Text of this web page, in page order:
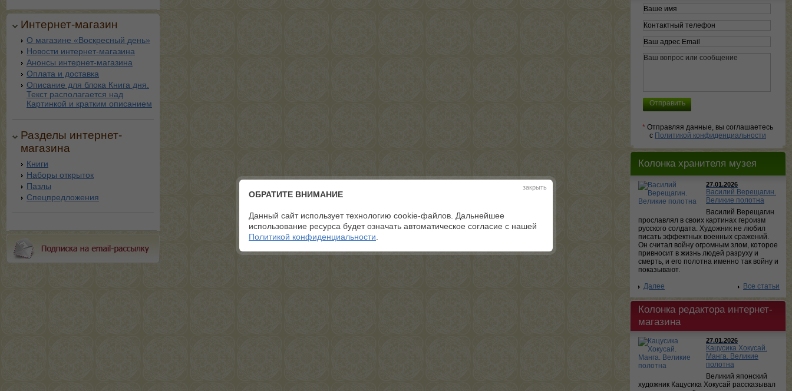
Интернет-магазин
О магазине «Воскресный день»
Новости интернет-магазина
Анонсы интернет-магазина
Оплата и доставка
Описание для блока Книга дня.
Текст располагается над
Картинкой и кратким описанием
Разделы интернет-
магазина
Книги
Наборы открыток
Пазлы
Спецпредложения
* Отправляя данные, вы соглашаетесь
с Политикой конфиденциальности
Колонка хранителя музея
27.01.2026
Василий Верещагин.
Великие полотна
Василий Верещагин
прославлял в своих картинах героизм
русского солдата. Художник не любил
писать эффектных военных сражений.
Он считал войну огромным злом, которое
привносит в жизнь людей разруху и
смерть, и его полотна именно так войну и
показывают.
Далее
Все статьи
Колонка редактора интернет-
магазина
27.01.2026
Кацусика Хокусай.
Манга. Великие
полотна
Великий японский
художник Кацусика Хокусай рассказывал
закрыть
ОБРАТИТЕ ВНИМАНИЕ
Данный сайт использует технологию cookie-файлов. Дальнейшее
использование ресурса будет означать автоматическое согласие с нашей
Политикой конфиденциальности